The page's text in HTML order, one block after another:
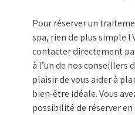
Pour réserver un
spa, rien de plus simple !
contacter directement
à l’un de nos conseillers
plaisir de vous aider à
bien-être idéale. Vous
possibilité de réserver